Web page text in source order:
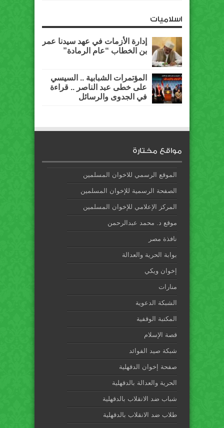
اسلاميات
إدارة الأزمات في عهد سيدنا عمر
بن الخطاب “عام الرمادة”
المؤتمرات الشبابية .. السيسي
على خطى عبد الناصر .. قراءة
في الجدوى والرسائل
مواقع مختارة
الموقع الرسمي للاخوان المسلمين
الصفحة الرسمية للإخوان المسلمين
المركز الإعلامي للإخوان المسلمين
موقع د. محمد عبدالرحمن
نافذة مصر
بوابة الحرية والعدالة
إخوان ويكي
منارات
الشبكة الدعوية
المكتبة الوقفية
قصة الإسلام
شبكة صيد الفوائد
صفحة إخوان الدقهلية
الحرية والعدالة بالدقهلية
شباب ضد الانقلاب بالدقهلية
طلاب ضد الانقلاب بالدقهلية